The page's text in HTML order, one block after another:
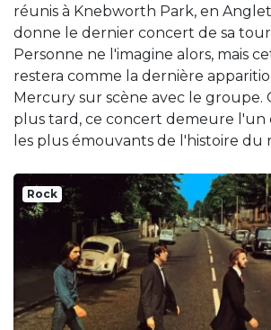
réunis à Knebworth Park, en
donne le dernier concert de sa
Personne ne l'imagine alors, mais
restera comme la dernière
Mercury sur scène avec le groupe.
plus tard, ce concert demeure l'un
les plus émouvants de l'histoire du
Rock